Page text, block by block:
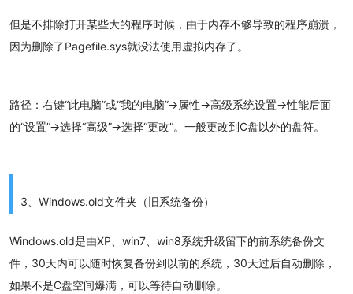
但是不排除打开某些大的程序时候，由于内存不够导致的程序崩溃，
因为删除了Pagefile.sys就没法使用虚拟内存了。
路径：右键“此电脑”或“我的电脑”→属性→高级系统设置→性能后面
的“设置”→选择“高级”→选择“更改”。一般更改到C盘以外的盘符。
3、Windows.old文件夹（旧系统备份）
Windows.old是由XP、win7、win8系统升级留下的前系统备份文
件，30天内可以随时恢复备份到以前的系统，30天过后自动删除，
如果不是C盘空间爆满，可以等待自动删除。